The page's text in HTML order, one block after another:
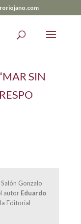
SIN
Gonzalo
autor Eduardo
Editorial